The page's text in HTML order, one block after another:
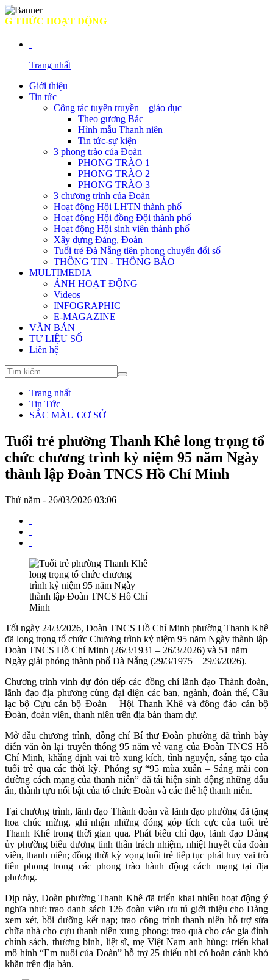
HOẠT ĐỘNG
Trang nhất
Giới thiệu
Tin tức
Công tác tuyên truyền – giáo dục
Theo gương Bác
Hình mẫu Thanh niên
Tin tức-sự kiện
3 phong trào của Đoàn
PHONG TRÀO 1
PHONG TRÀO 2
PHONG TRÀO 3
3 chương trình của Đoàn
Hoạt động Hội LHTN thành phố
Hoạt động Hội đồng Đội thành phố
Hoạt động Hội sinh viên thành phố
Xây dựng Đảng, Đoàn
Tuổi trẻ Đà Nẵng tiên phong chuyển đổi số
THÔNG TIN - THÔNG BÁO
MULTIMEDIA
ẢNH HOẠT ĐỘNG
Videos
INFOGRAPHIC
E-MAGAZINE
VĂN BẢN
TƯ LIỆU SỐ
Liên hệ
Trang nhất
Tin Tức
SẮC MÀU CƠ SỞ
Tuổi trẻ phường Thanh Khê long trọng tổ
chức chương trình kỷ niệm 95 năm Ngày
thành lập Đoàn TNCS Hồ Chí Minh
Thứ năm - 26/03/2026 03:06
Tối ngày 24/3/2026, Đoàn TNCS Hồ Chí Minh phường Thanh Khê
đã long trọng tổ chức Chương trình kỷ niệm 95 năm Ngày thành lập
Đoàn TNCS Hồ Chí Minh (26/3/1931 – 26/3/2026) và 51 năm
Ngày giải phóng thành phố Đà Nẵng (29/3/1975 – 29/3/2026).
Chương trình vinh dự đón tiếp các đồng chí lãnh đạo Thành đoàn,
lãnh đạo địa phương cùng đại diện các ban, ngành, đoàn thể, Câu
lạc bộ Cựu cán bộ Đoàn – Hội Thanh Khê và đông đảo cán bộ
Đoàn, đoàn viên, thanh niên trên địa bàn tham dự.
Mở đầu chương trình, đồng chí Bí thư Đoàn phường đã trình bày
diễn văn ôn lại truyền thống 95 năm vẻ vang của Đoàn TNCS Hồ
Chí Minh, khẳng định vai trò xung kích, tình nguyện, sáng tạo của
tuổi trẻ qua các thời kỳ. Phóng sự “95 mùa xuân – Sáng mãi con
đường cách mạng của thanh niên” đã tái hiện sinh động những dấu
ấn, thành tựu nổi bật của tổ chức Đoàn và các thế hệ thanh niên.
Tại chương trình, lãnh đạo Thành đoàn và lãnh đạo phường đã tặng
hoa chúc mừng, ghi nhận những đóng góp tích cực của tuổi trẻ
Thanh Khê trong thời gian qua. Phát biểu chỉ đạo, lãnh đạo Đảng
ủy phường biểu dương tinh thần trách nhiệm, nhiệt huyết của đoàn
viên, thanh niên; đồng thời kỳ vọng tuổi trẻ tiếp tục phát huy vai trò
tiên phong trong các phong trào hành động cách mạng tại địa
phương.
Dịp này, Đoàn phường Thanh Khê đã triển khai nhiều hoạt động ý
nghĩa như: trao danh sách 126 đoàn viên ưu tú giới thiệu cho Đảng
xem xét, bồi dưỡng kết nạp; trao công trình thanh niên hỗ trợ sửa
chữa nhà cho cựu thanh niên xung phong; trao quà cho các gia đình
chính sách, thương binh, liệt sĩ, mẹ Việt Nam anh hùng; triển khai
mô hình “Em nuôi của Đoàn” hỗ trợ 25 thiếu nhi có hoàn cảnh khó
khăn trên địa bàn.